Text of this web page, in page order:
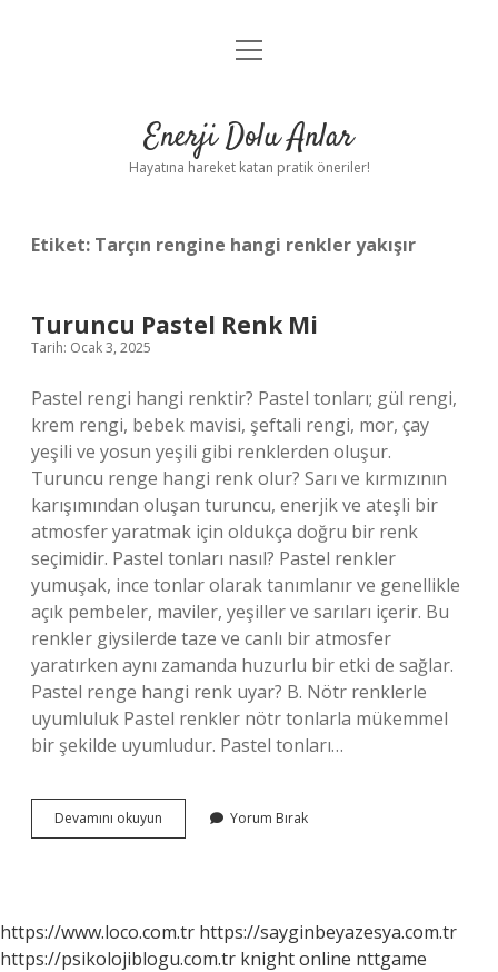
Anasayfa
Yasal Uyarı
menüyü
Enerji Dolu Anlar
Hayatına hareket katan pratik öneriler!
Etiket: Tarçın rengine hangi renkler yakışır
Turuncu Pastel Renk Mi
Tarih: Ocak 3, 2025
Pastel rengi hangi renktir? Pastel tonları; gül rengi,
krem ​​rengi, bebek mavisi, şeftali rengi, mor, çay
yeşili ve yosun yeşili gibi renklerden oluşur.
Turuncu renge hangi renk olur? Sarı ve kırmızının
karışımından oluşan turuncu, enerjik ve ateşli bir
atmosfer yaratmak için oldukça doğru bir renk
seçimidir. Pastel tonları nasıl? Pastel renkler
yumuşak, ince tonlar olarak tanımlanır ve genellikle
açık pembeler, maviler, yeşiller ve sarıları içerir. Bu
renkler giysilerde taze ve canlı bir atmosfer
yaratırken aynı zamanda huzurlu bir etki de sağlar.
Pastel renge hangi renk uyar? B. Nötr renklerle
uyumluluk Pastel renkler nötr tonlarla mükemmel
bir şekilde uyumludur. Pastel tonları…
Devamını okuyun Turuncu
Pastel
Yorum Bırak
https://www.loco.com.tr https://sayginbeyazesya.com.tr
https://psikolojiblogu.com.tr knight online nttgame